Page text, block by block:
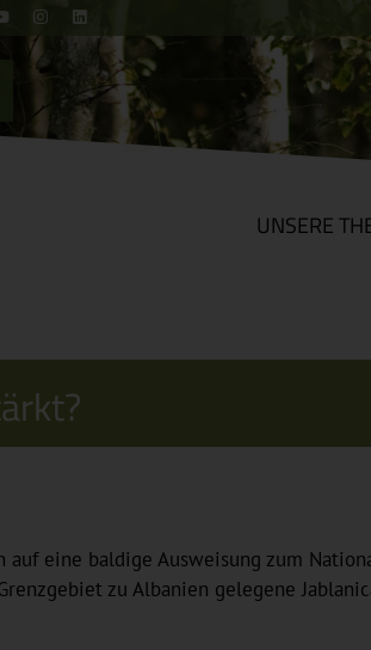
UNSERE
eine baldige Ausweisung zum
zu Albanien gelegene